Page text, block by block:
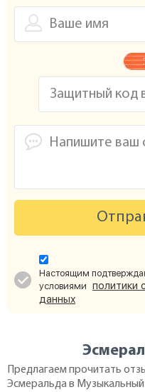
Настоящим
условиями политики
данных
Предлагаем прочитать
Эсмеральда в Музыкальный